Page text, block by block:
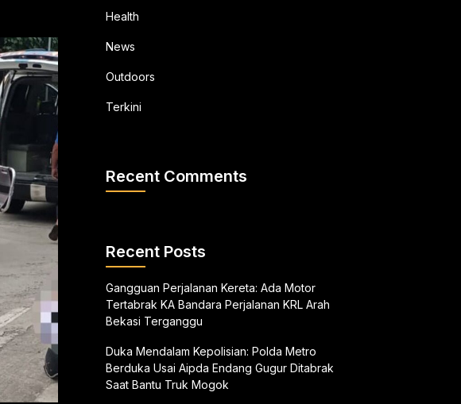
Health
News
Outdoors
Terkini
Recent Comments
Recent Posts
Gangguan Perjalanan Kereta: Ada Motor
Tertabrak KA Bandara Perjalanan KRL Arah
Bekasi Terganggu
Duka Mendalam Kepolisian: Polda Metro
Berduka Usai Aipda Endang Gugur Ditabrak
Saat Bantu Truk Mogok